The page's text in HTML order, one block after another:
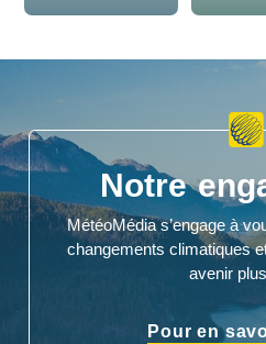
Notre
MétéoMédia s’engage à
changements climatiques
avenir
Pour en